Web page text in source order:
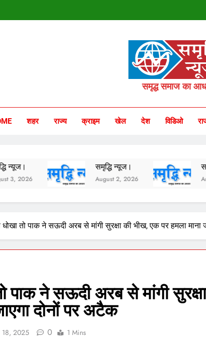
Samriddhi समृद्ध समाज का
शहर राज्य क्राइम खेल देश विडिओ
समृद्धि न्यूज।
August 2, 2026
समृद्धि
August 1,
धोखा तो पाक ने सऊदी अरब से मांगी सुरक्षा की भीख, एक पर हमला माना
पाक ने सऊदी अरब से मांगी
दोनों पर अटैक
18, 2025 0 1 Mins